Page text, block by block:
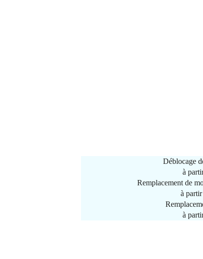
Déblocage
à
Remplacement de
à
à